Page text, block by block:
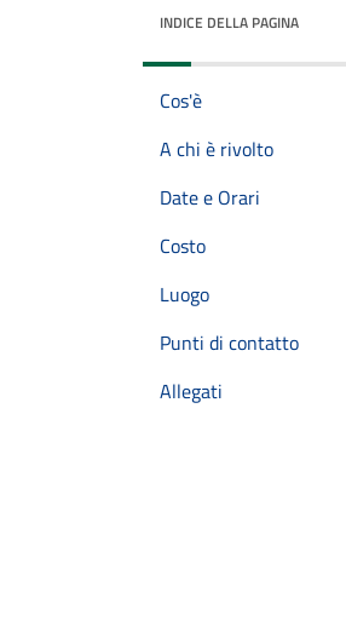
INDICE DELLA PAGINA
Cos'è
A chi è rivolto
Date e Orari
Costo
Luogo
Punti di contatto
Allegati